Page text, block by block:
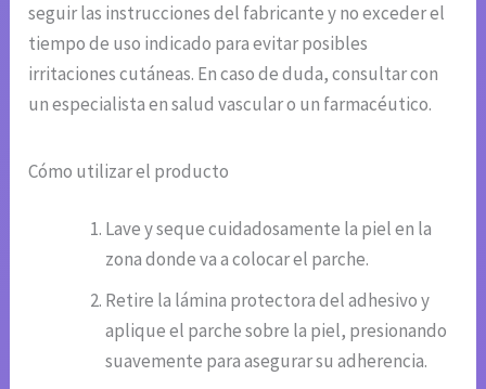
seguir las instrucciones del fabricante y no exceder el
tiempo de uso indicado para evitar posibles
irritaciones cutáneas. En caso de duda, consultar con
un especialista en salud vascular o un farmacéutico.
Cómo utilizar el producto
Lave y seque cuidadosamente la piel en la
zona donde va a colocar el parche.
Retire la lámina protectora del adhesivo y
aplique el parche sobre la piel, presionando
suavemente para asegurar su adherencia.